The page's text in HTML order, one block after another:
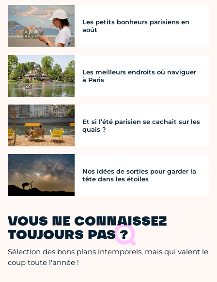
Les petits bonheurs parisiens en
août
Les meilleurs endroits où naviguer
à Paris
Et si l’été parisien se cachait sur les
quais ?
Nos idées de sorties pour garder la
tête dans les étoiles
VOUS NE CONNAISSEZ
TOUJOURS PAS ?
Sélection des bons plans intemporels, mais qui valent le
coup toute l'année !